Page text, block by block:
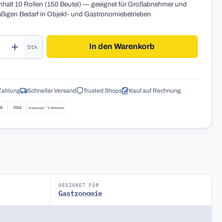
10 Rollen (150 Beutel) — geeignet für Großabnehmer und
Bedarf in Objekt- und Gastronomiebetrieben
Anzahl: Gib den gewünschten Wert
Stk In den Warenkorb
Schneller Versand Trusted Shops Kauf auf Rechnung
GEEIGNET FÜR
Gastronomie